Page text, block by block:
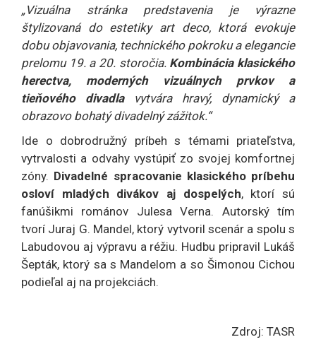
„Vizuálna stránka predstavenia je výrazne
štylizovaná do estetiky art deco, ktorá evokuje
dobu objavovania, technického pokroku a elegancie
prelomu 19. a 20. storočia. Kombinácia klasického
herectva, moderných vizuálnych prvkov a
tieňového divadlavytvára hravý, dynamický a
obrazovo bohatý divadelný zážitok.“
Ide o dobrodružný príbeh s témami priateľstva,
vytrvalosti a odvahy vystúpiť zo svojej komfortnej
zóny. Divadelné spracovanie klasického príbehu
osloví mladých divákov aj dospelých, ktorí sú
fanúšikmi románov Julesa Verna. Autorský tím
tvorí Juraj G. Mandel, ktorý vytvoril scenár a spolu s
Labudovou aj výpravu a réžiu. Hudbu pripravil Lukáš
Šepták, ktorý sa s Mandelom a so Šimonou Cichou
podieľal aj na projekciách.
Zdroj: TASR